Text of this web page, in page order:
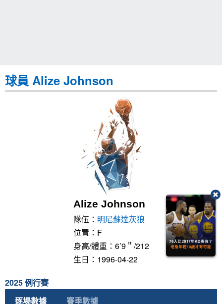
球員 Alize Johnson
Alize Johnson
隊伍： 明尼蘇達灰狼
位置：F
身高/體重：6’9＂/212
生日：1996-04-22
2025 例行賽
逐場數據
賽季數據